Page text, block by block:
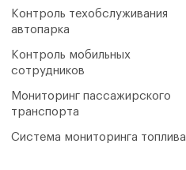
Контроль техобслуживания
автопарка
Контроль мобильных
сотрудников
Мониторинг пассажирского
транспорта
Система мониторинга топлива